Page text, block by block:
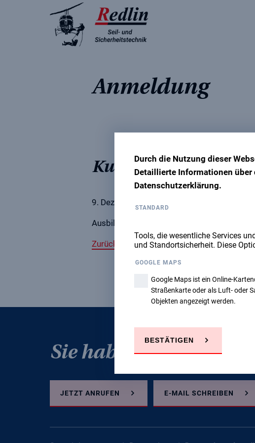
Anmeldung
Kurs SZP L1/L2/L3
9. Dezember 2024 – 13. Dezember 2024
Ausbildungsbasis Hannover
Zurück
Sie haben Fragen?
JETZT ANRUFEN E-MAIL SCHREIBEN
Durch die Nutzung dieser
Detaillierte Informationen über
Datenschutzerklärung.
STANDARD
Tools, die wesentliche Services
und Standortsicherheit. Diese
GOOGLE MAPS
Google Maps ist ein Online-
Straßenkarte oder als Luft- oder
Objekten angezeigt werden.
BESTÄTIGEN